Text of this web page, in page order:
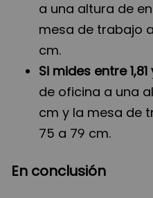
a una altura de
mesa de trabajo
cm.
Si mides entre 1,81
de oficina a una
cm y la mesa de
75 a 79 cm.
En conclusión